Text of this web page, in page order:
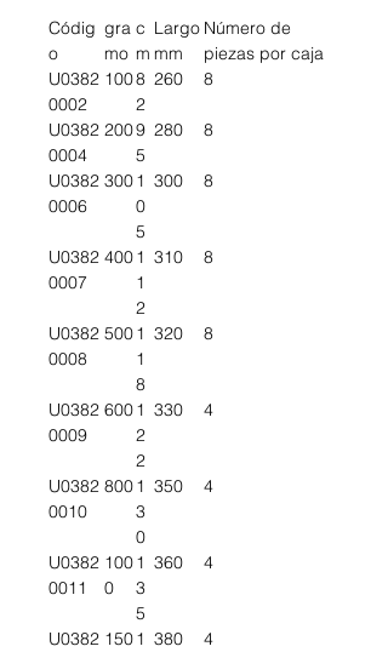
Códig
o
gra
mo
c
m
Largo
mm
Número de
piezas por caja
U0382
0002
1008
2
260 8
U0382
0004
2009
5
280 8
U0382
0006
3001
0
5
300 8
U0382
0007
4001
1
2
310 8
U0382
0008
5001
1
8
320 8
U0382
0009
6001
2
2
330 4
U0382
0010
8001
3
0
350 4
U0382
0011
100
0
1
3
5
360 4
U0382 1501 380 4